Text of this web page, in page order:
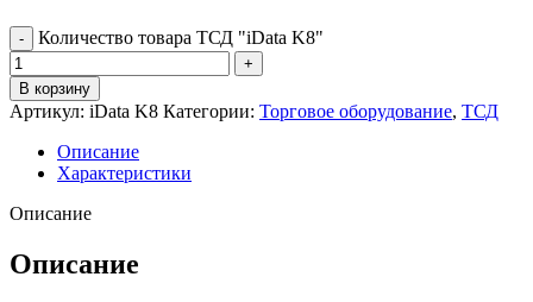
Количество товара ТСД "iData K8"
В корзину
Артикул: iData K8 Категории: Торговое оборудование, ТСД
Описание
Характеристики
Описание
Описание